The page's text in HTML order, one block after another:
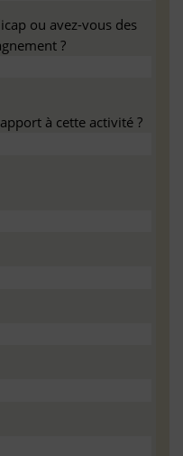
ou avez-vous des
?
à cette activité ?